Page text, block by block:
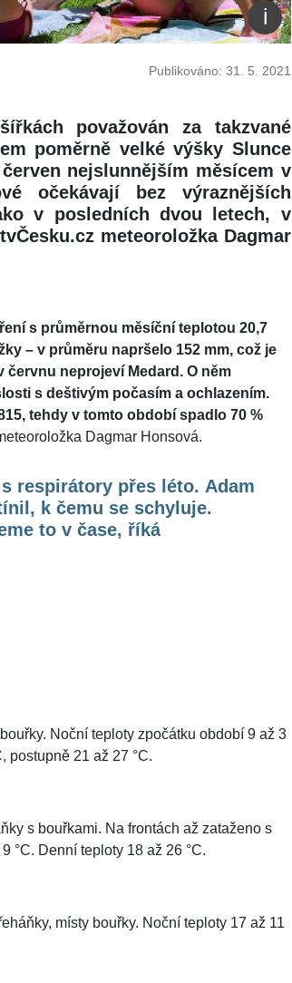
Publikováno: 31. 5. 2021
považován za takzvané
poměrně velké výšky Slunce
nejslunnějším měsícem v
očekávají bez výraznějších
v posledních dvou letech, v
meteoroložka Dagmar
s průměrnou měsíční teplotou 20,7
– v průměru napršelo 152 mm, což je
červnu neprojeví Medard. O něm
s deštivým počasím a ochlazením.
tehdy v tomto období spadlo 70 %
Dagmar Honsová.
respirátory přes léto. Adam
k čemu se schyluje.
to v čase, říká
Noční teploty zpočátku období 9 až 3
postupně 21 až 27 °C.
s bouřkami. Na frontách až zataženo s
°C. Denní teploty 18 až 26 °C.
místy bouřky. Noční teploty 17 až 11